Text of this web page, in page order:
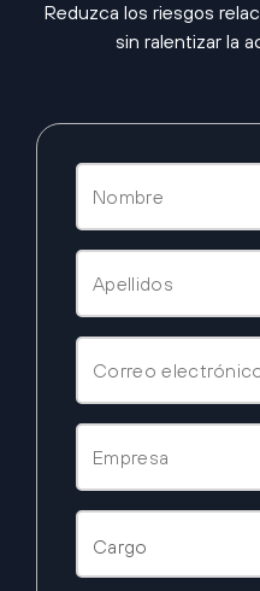
Reduzca los riesgos
sin ralentizar la